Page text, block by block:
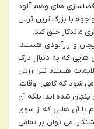
فضاسازی های وهم آلود
با بزرگ ترین ترس
ماندگار خلق کند.
و رازآلودی هستند،
هایی که به دنبال درک
هستند نیز ارزش
شود که گاهی اوقات،
شده اند، بلکه آن
یا آن هایی که از سوی
می توان بر تمامی